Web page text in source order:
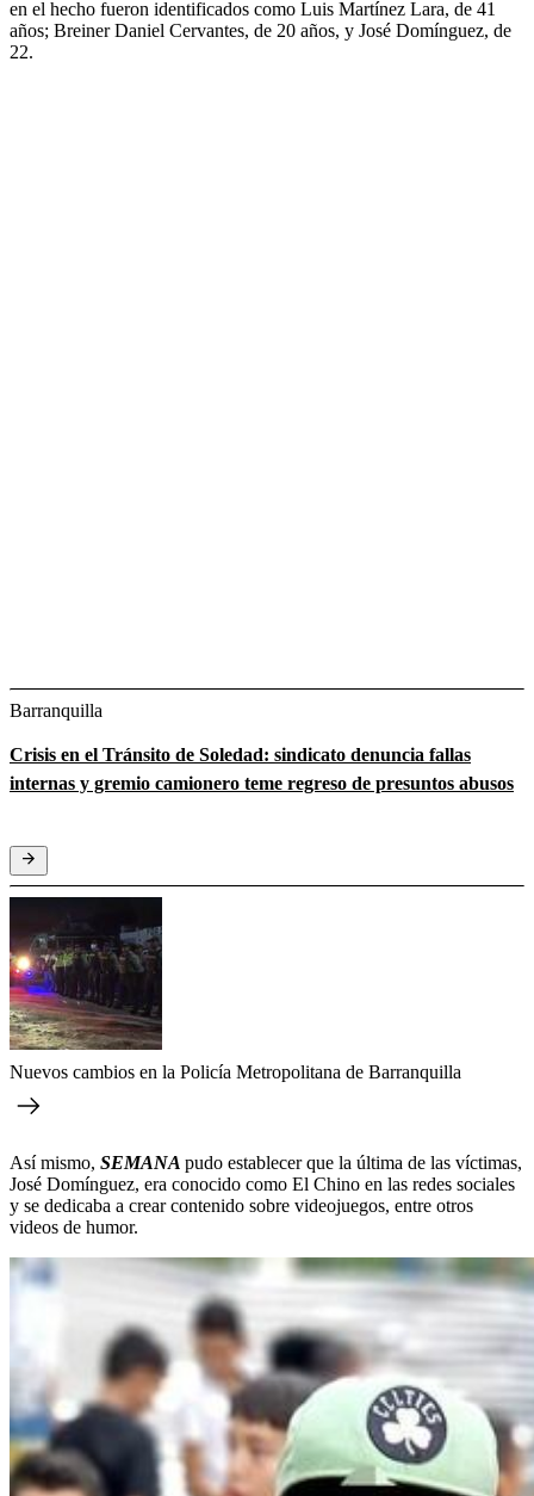
en el hecho fueron identificados como Luis Martínez Lara, de 41
años; Breiner Daniel Cervantes, de 20 años, y José Domínguez, de
22.
Barranquilla
Crisis en el Tránsito de Soledad: sindicato denuncia fallas
internas y gremio camionero teme regreso de presuntos abusos
Nuevos cambios en la Policía Metropolitana de Barranquilla
Así mismo, SEMANA pudo establecer que la última de las víctimas,
José Domínguez, era conocido como El Chino en las redes sociales
y se dedicaba a crear contenido sobre videojuegos, entre otros
videos de humor.